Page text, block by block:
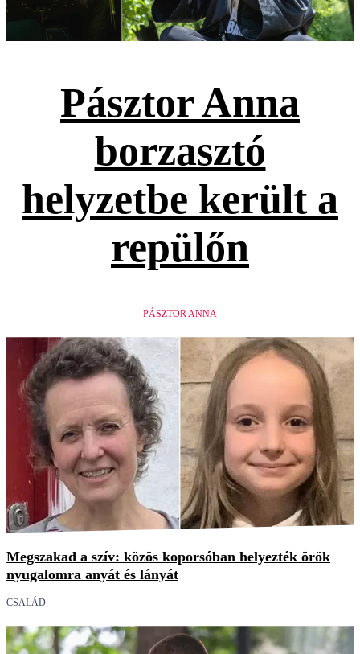
Pásztor Anna
borzasztó
helyzetbe került a
repülőn
PÁSZTOR ANNA
Megszakad a szív: közös koporsóban helyezték örök
nyugalomra anyát és lányát
CSALÁD